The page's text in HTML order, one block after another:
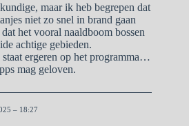
maar ik heb begrepen dat
niet zo snel in brand gaan
het vooral naaldboom bossen
achtige gebieden.
ergeren op het programma…
mag geloven.
– 18:27